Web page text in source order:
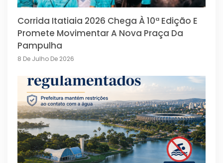
Corrida Itatiaia 2026 Chega À 10ª Edição E
Promete Movimentar A Nova Praça Da
Pampulha
8 De Julho De 2026